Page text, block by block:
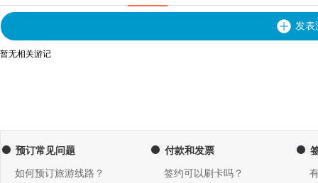
发表
暂无相关游记
预订常见问题
如何预订旅游线路？
付款和发票
签约可以刷卡吗？